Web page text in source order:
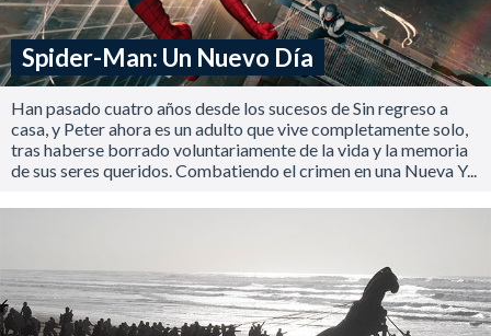
Spider-Man: Un Nuevo Día
Han pasado cuatro años desde los sucesos de Sin regreso a
casa, y Peter ahora es un adulto que vive completamente solo,
tras haberse borrado voluntariamente de la vida y la memoria
de sus seres queridos. Combatiendo el crimen en una Nueva Y...